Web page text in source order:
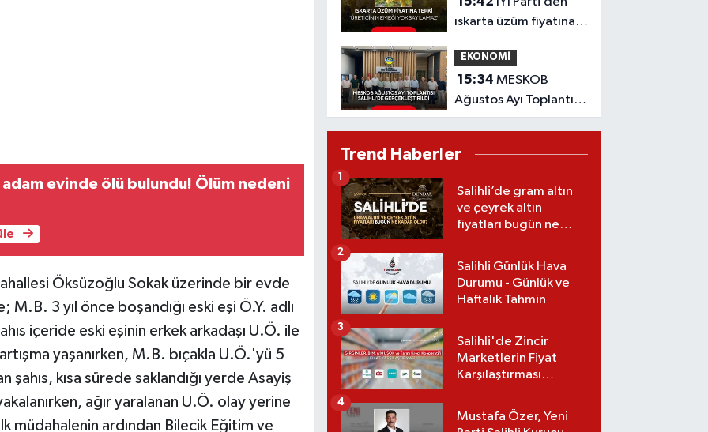
adam evinde ölü bulundu! Ölüm nedeni
Öksüzoğlu Sokak üzerinde bir evde
3 yıl önce boşandığı eski eşi Ö.Y. adlı
içeride eski eşinin erkek arkadaşı U.Ö. ile
yaşanırken, M.B. bıçakla U.Ö.'yü 5
şahıs, kısa sürede saklandığı yerde Asayiş
ağır yaralanan U.Ö. olay yerine
müdahalenin ardından Bilecik Eğitim ve
ıskarta üzüm fiyatına
tepki 'Üreticinin
emeği yok sayılamaz'
EKONOMİ
15:34 MESKOB
Ağustos Ayı Toplantısı
Salihli’de
Trend Haberler
Salihli’de gram altın
ve çeyrek altın
fiyatları bugün ne
(07.08.2026)
1
Salihli Günlük Hava
Durumu - Günlük ve
Haftalık Tahmin
2
Salihli'de Zincir
Marketlerin Fiyat
Karşılaştırması
3
Mustafa Özer, Yeni
4